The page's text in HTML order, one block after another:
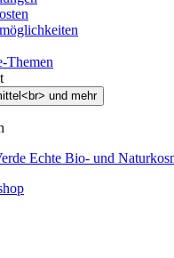
Themen
Echte Bio- und